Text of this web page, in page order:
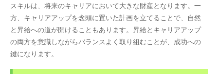
スキルは、将来のキャリアにおいて大きな財産となります。一
方、キャリアアップを念頭に置いた計画を立てることで、自然
と昇給への道が開けることもあります。昇給とキャリアアップ
の両方を意識しながらバランスよく取り組むことが、成功への
鍵になります。